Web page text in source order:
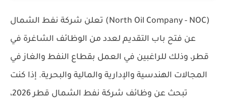
تعلن شركة نفط الشمال (North Oil Company - NOC)
عن فتح باب التقديم لعدد من الوظائف الشاغرة في
قطر، وذلك للراغبين في العمل بقطاع النفط والغاز في
المجالات الهندسية والإدارية والمالية والبحرية. إذا كنت
تبحث عن وظائف شركة نفط الشمال قطر 2026،